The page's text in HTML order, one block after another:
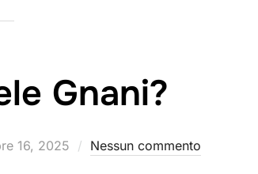
Gnani?
16, 2025 Nessun commento